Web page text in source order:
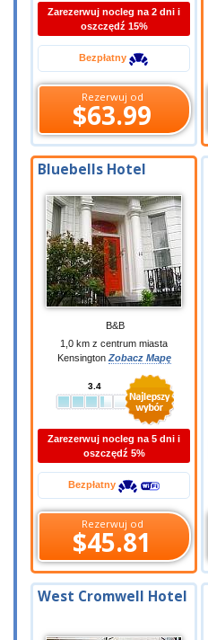
Zarezerwuj nocleg na 2 dni i
oszczędź 15%
Bezpłatny
Rezerwuj od
$63.99
Bluebells Hotel
B&B
1,0 km z centrum miasta
Kensington Zobacz Mapę
3.4
Zarezerwuj nocleg na 5 dni i
oszczędź 5%
Bezpłatny
Rezerwuj od
$45.81
West Cromwell Hotel